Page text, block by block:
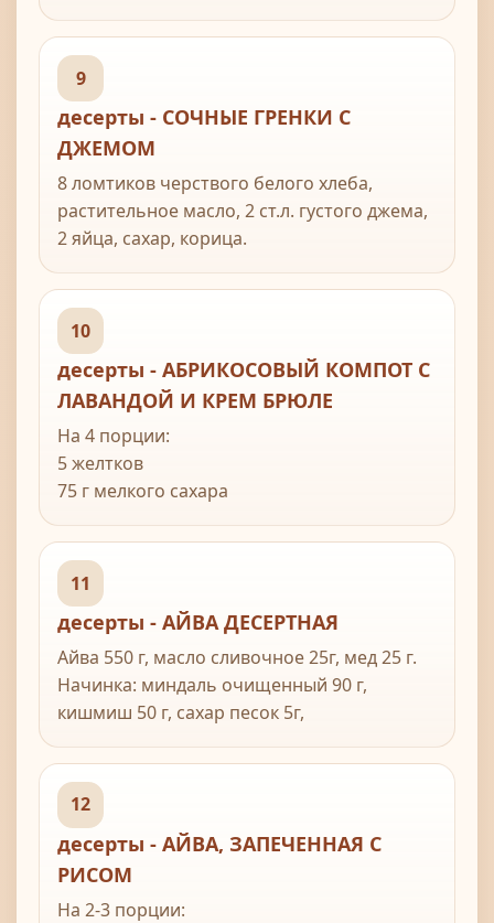
9
десерты - СОЧНЫЕ ГРЕНКИ С
ДЖЕМОМ
8 ломтиков черствого белого хлеба,
растительное масло, 2 ст.л. густого джема,
2 яйца, сахар, корица.
10
десерты - АБРИКОСОВЫЙ КОМПОТ С
ЛАВАНДОЙ И КРЕМ БРЮЛЕ
На 4 порции:
5 желтков
75 г мелкого сахара
450 мл жирных сливок
2 стручка ванили, порезанных пополам
Компот:
40 г несоленого сливочного масла
100 г мелкого сахара
абрикосовый бренди или бренди
косточку вынуть
пара веточек свежей или сушеной лаванды
11
десерты - АЙВА ДЕСЕРТНАЯ
Айва 550 г, масло сливочное 25г, мед 25 г.
Начинка: миндаль очищенный 90 г,
кишмиш 50 г, сахар песок 5г,
сливочное 50 г.
12
десерты - АЙВА, ЗАПЕЧЕННАЯ С
РИСОМ
На 2-3 порции: